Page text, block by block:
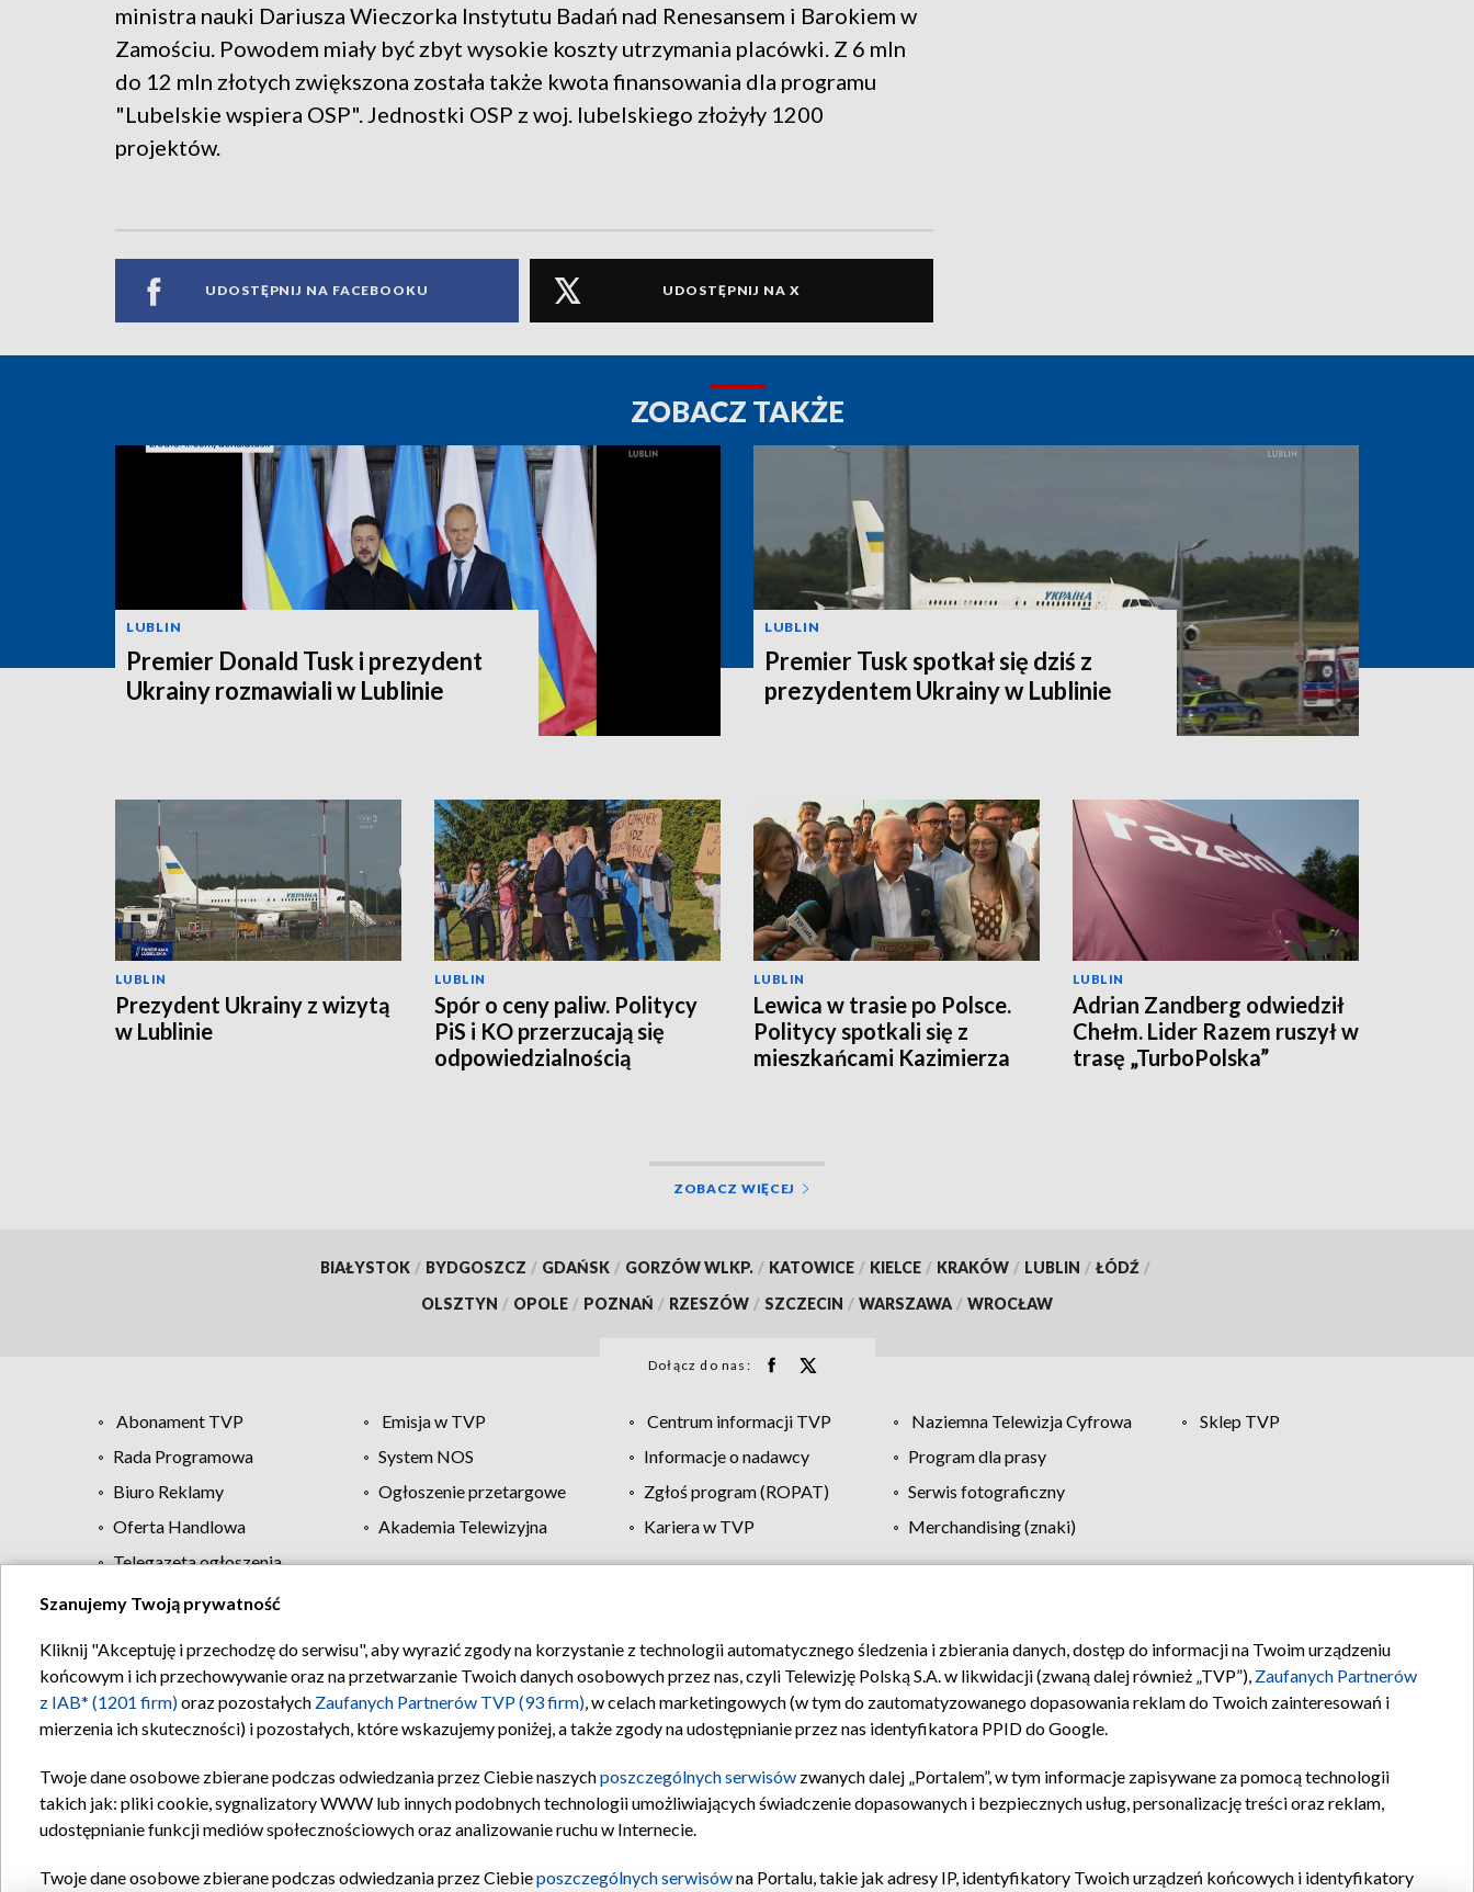
ministra nauki Dariusza Wieczorka Instytutu Badań nad Renesansem i Barokiem w
Zamościu. Powodem miały być zbyt wysokie koszty utrzymania placówki. Z 6 mln
do 12 mln złotych zwiększona została także kwota finansowania dla programu
"Lubelskie wspiera OSP". Jednostki OSP z woj. lubelskiego złożyły 1200
projektów.
UDOSTĘPNIJ NA FACEBOOKU UDOSTĘPNIJ NA X
ZOBACZ TAKŻE
LUBLIN
Premier Donald Tusk i prezydent
Ukrainy rozmawiali w Lublinie
LUBLIN
Premier Tusk spotkał się dziś z
prezydentem Ukrainy w Lublinie
LUBLIN
Prezydent Ukrainy z wizytą
w Lublinie
LUBLIN
Spór o ceny paliw. Politycy
PiS i KO przerzucają się
odpowiedzialnością
LUBLIN
Lewica w trasie po Polsce.
Politycy spotkali się z
mieszkańcami Kazimierza
LUBLIN
Adrian Zandberg odwiedził
Chełm. Lider Razem ruszył w
trasę „TurboPolska”
ZOBACZ WIĘCEJ
BIAŁYSTOK / BYDGOSZCZ / GDAŃSK / GORZÓW WLKP. / KATOWICE / KIELCE / KRAKÓW / LUBLIN / ŁÓDŹ /
OLSZTYN / OPOLE / POZNAŃ / RZESZÓW / SZCZECIN / WARSZAWA / WROCŁAW
Dołącz do nas:
Abonament TVP Emisja w TVP Centrum informacji TVP Naziemna Telewizja Cyfrowa
Sklep TVP
Rada Programowa
System NOS Informacje o nadawcy
Program dla prasy
Biuro Reklamy
Ogłoszenie przetargowe Zgłoś program (ROPAT)
Serwis fotograficzny
Oferta Handlowa
Akademia Telewizyjna Kariera w TVP
Merchandising (znaki)
Telegazeta ogłoszenia
Regulamin TVP Polityka prywatności Moje zgody Pomoc Biuro reklamy Kontakt
Szanujemy Twoją prywatność
Kliknij "Akceptuję i przechodzę do serwisu", aby wyrazić zgody na korzystanie z technologii automatycznego śledzenia i zbierania danych, dostęp do informacji na Twoim urządzeniu
końcowym i ich przechowywanie oraz na przetwarzanie Twoich danych osobowych przez nas, czyli Telewizję Polską S.A. w likwidacji (zwaną dalej również „TVP”), Zaufanych Partnerów
z IAB* (1201 firm)oraz pozostałych Zaufanych Partnerów TVP (93 firm), w celach marketingowych (w tym do zautomatyzowanego dopasowania reklam do Twoich zainteresowań i
mierzenia ich skuteczności) i pozostałych, które wskazujemy poniżej, a także zgody na udostępnianie przez nas identyfikatora PPID do Google.
Twoje dane osobowe zbierane podczas odwiedzania przez Ciebie naszychposzczególnych serwisów zwanych dalej „Portalem”, w tym informacje zapisywane za pomocą technologii
takich jak: pliki cookie, sygnalizatory WWW lub innych podobnych technologii umożliwiających świadczenie dopasowanych i bezpiecznych usług, personalizację treści oraz reklam,
udostępnianie funkcji mediów społecznościowych oraz analizowanie ruchu w Internecie.
Twoje dane osobowe zbierane podczas odwiedzania przez Ciebieposzczególnych serwisówna Portalu, takie jak adresy IP, identyfikatory Twoich urządzeń końcowych i identyfikatory